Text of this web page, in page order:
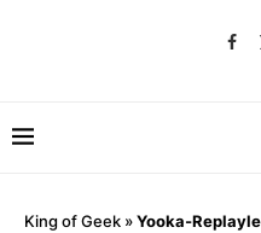
King of Geek »